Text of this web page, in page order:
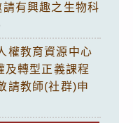
有興趣之生物科
權教育資源中心
及轉型正義課程
請教師(社群)申